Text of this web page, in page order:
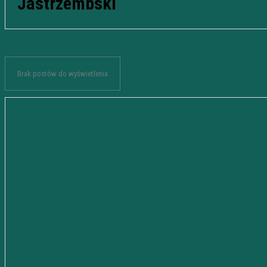
Brak postów do wyświetlenia